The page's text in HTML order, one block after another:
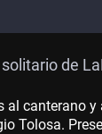
de
canterano
Tolosa.